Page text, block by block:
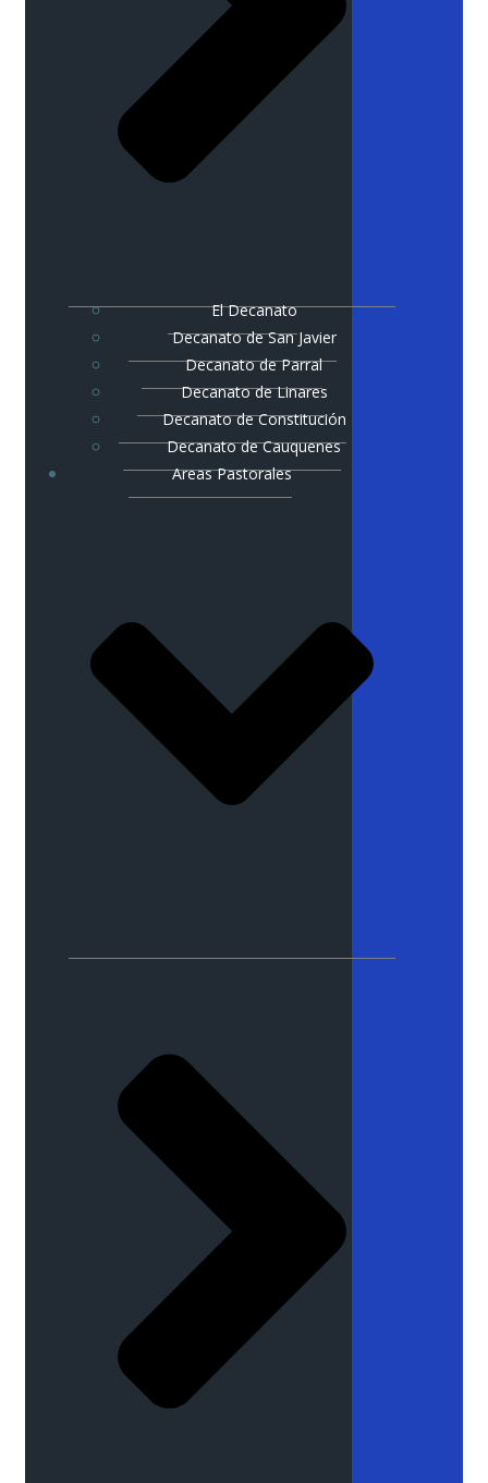
El Decanato
Decanato de San Javier
Decanato de Parral
Decanato de Linares
Decanato de Constitución
Decanato de Cauquenes
Areas Pastorales